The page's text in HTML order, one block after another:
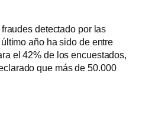
detectado por las
año ha sido de entre
el 42% de los encuestados,
que más de 50.000